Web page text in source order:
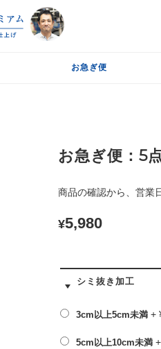
お急ぎ便
お急ぎ便：5
商品の確認から、営業
¥5,980
シミ抜き加工
3cm以上5cm未満 +
5cm以上10cm未満 +